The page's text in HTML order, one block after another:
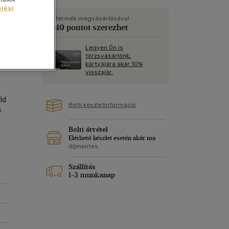
Képeslap
Papír, írószer
Vallás, mitológia
A termék megvásárlásával
549 pontot szerezhet
Legyen Ön is
törzsvásárlónk,
kártyájára akár 10%
visszajár.
Bolti készletinformáció
Bolti átvétel
Elérhető készlet esetén akár ma
díjmentes
Szállítás
1-3 munkanap